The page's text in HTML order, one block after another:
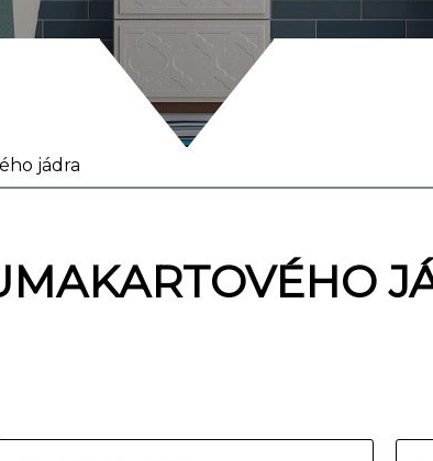
jádra